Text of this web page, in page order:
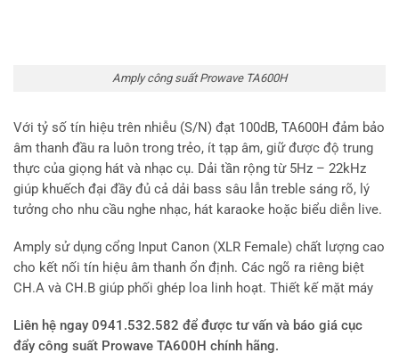
Amply công suất Prowave TA600H
Với tỷ số tín hiệu trên nhiễu (S/N) đạt 100dB, TA600H đảm bảo
âm thanh đầu ra luôn trong trẻo, ít tạp âm, giữ được độ trung
thực của giọng hát và nhạc cụ. Dải tần rộng từ 5Hz – 22kHz
giúp khuếch đại đầy đủ cả dải bass sâu lẫn treble sáng rõ, lý
tưởng cho nhu cầu nghe nhạc, hát karaoke hoặc biểu diễn live.
Amply sử dụng cổng Input Canon (XLR Female) chất lượng cao
cho kết nối tín hiệu âm thanh ổn định. Các ngõ ra riêng biệt
CH.A và CH.B giúp phối ghép loa linh hoạt. Thiết kế mặt máy
Liên hệ ngay 0941.532.582 để được tư vấn và báo giá cục
đẩy công suất Prowave TA600H chính hãng.